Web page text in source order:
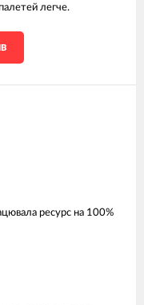
легче.
ресурс на 100%